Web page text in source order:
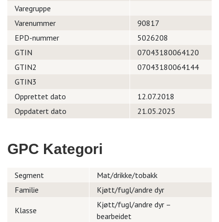
Varegruppe
Varenummer
90817
EPD-nummer
5026208
GTIN
07043180064120
GTIN2
07043180064144
GTIN3
Opprettet dato
12.07.2018
Oppdatert dato
21.05.2025
GPC Kategori
Segment
Mat/drikke/tobakk
Familie
Kjøtt/fugl/andre dyr
Klasse
Kjøtt/fugl/andre dyr –
bearbeidet